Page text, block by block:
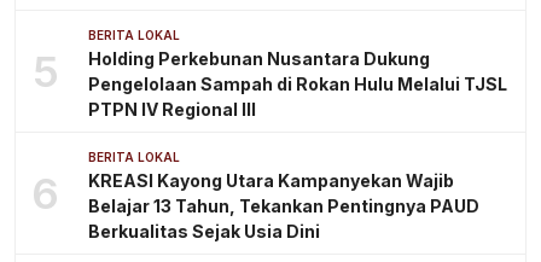
5
BERITA LOKAL
Holding Perkebunan Nusantara Dukung
Pengelolaan Sampah di Rokan Hulu Melalui TJSL
PTPN IV Regional III
6
BERITA LOKAL
KREASI Kayong Utara Kampanyekan Wajib
Belajar 13 Tahun, Tekankan Pentingnya PAUD
Berkualitas Sejak Usia Dini